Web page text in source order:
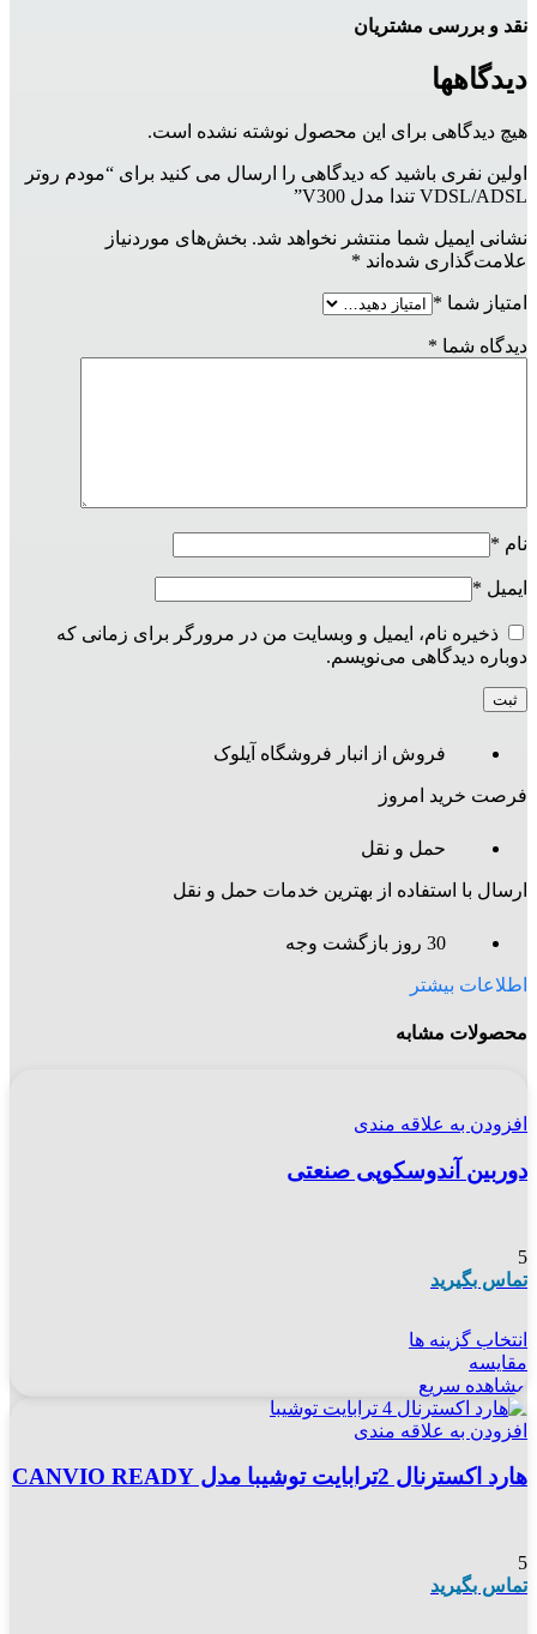
نقد و بررسی مشتریان
دیدگاهها
هیچ دیدگاهی برای این محصول نوشته نشده است.
اولین نفری باشید که دیدگاهی را ارسال می کنید برای “مودم روتر
VDSL/ADSL تندا مدل V300”
نشانی ایمیل شما منتشر نخواهد شد. بخش‌های موردنیاز
علامت‌گذاری شده‌اند *
امتیاز شما *
دیدگاه شما *
نام *
ایمیل *
ذخیره نام، ایمیل و وبسایت من در مرورگر برای زمانی که
دوباره دیدگاهی می‌نویسم.
فروش از انبار فروشگاه آیلوک
فرصت خرید امروز
حمل و نقل
ارسال با استفاده از بهترین خدمات حمل و نقل
30 روز بازگشت وجه
اطلاعات بیشتر
محصولات مشابه
افزودن به علاقه مندی
دوربین آندوسکوپی صنعتی
5
تماس بگیرید
انتخاب گزینه ها
مقایسه
مشاهده سریع
افزودن به علاقه مندی
هارد اکسترنال 2ترابایت توشیبا مدل CANVIO READY
5
تماس بگیرید